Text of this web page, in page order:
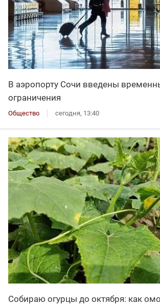
В аэропорту Сочи введены
ограничения
Общество сегодня, 13:40
Собираю огурцы до октября: как